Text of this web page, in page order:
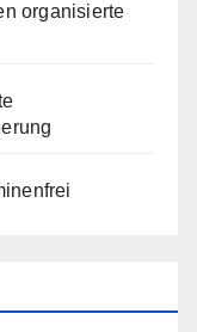
organisierte